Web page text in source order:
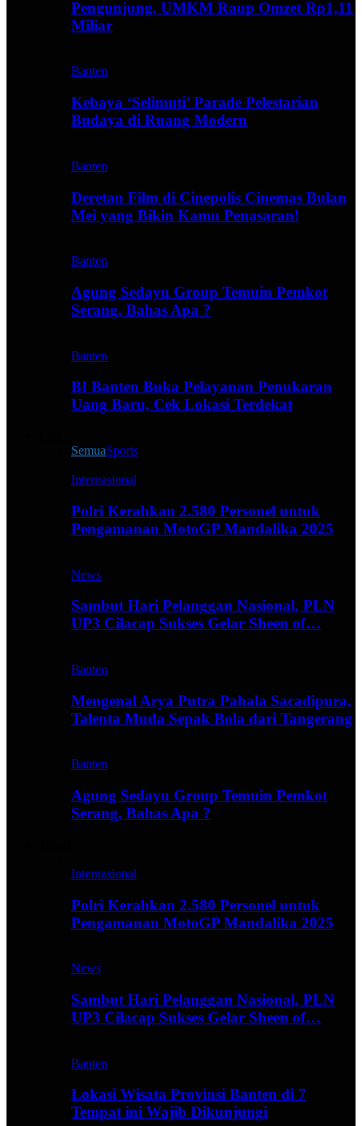
Pengunjung, UMKM Raup Omzet Rp1,11
Miliar
Banten
Kebaya ‘Selimuti’ Parade Pelestarian
Budaya di Ruang Modern
Banten
Deretan Film di Cinepolis Cinemas Bulan
Mei yang Bikin Kamu Penasaran!
Banten
Agung Sedayu Group Temuin Pemkot
Serang, Bahas Apa ?
Banten
BI Banten Buka Pelayanan Penukaran
Uang Baru, Cek Lokasi Terdekat
SemuaSports
Internasional
Polri Kerahkan 2.580 Personel untuk
Pengamanan MotoGP Mandalika 2025
News
Sambut Hari Pelanggan Nasional, PLN
UP3 Cilacap Sukses Gelar Sheen of…
Banten
Mengenal Arya Putra Pahala Sacadipura,
Talenta Muda Sepak Bola dari Tangerang
Banten
Agung Sedayu Group Temuin Pemkot
Serang, Bahas Apa ?
Internasional
Polri Kerahkan 2.580 Personel untuk
Pengamanan MotoGP Mandalika 2025
News
Sambut Hari Pelanggan Nasional, PLN
UP3 Cilacap Sukses Gelar Sheen of…
Banten
Lokasi Wisata Provinsi Banten di 7
Tempat ini Wajib Dikunjungi